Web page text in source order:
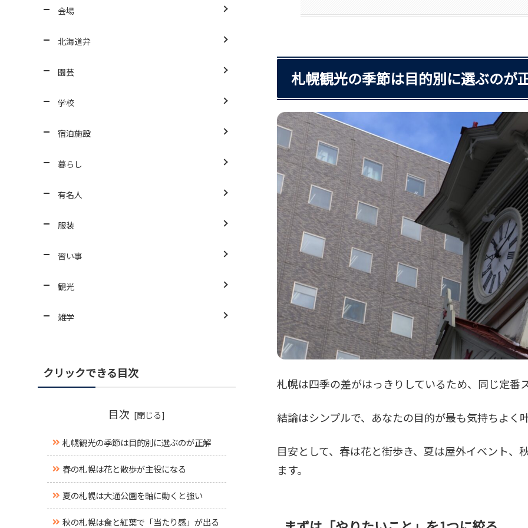
札幌観光の季節は目的別に選ぶのが
札幌は四季の差がはっきりしているため、同じ定番
結論はシンプルで、あなたの目的が最も気持ちよく
目安として、春は花と街歩き、夏は屋外イベント
ます。
会場
北海道弁
園芸
学校
宿泊施設
暮らし
有名人
服装
習い事
観光
雑学
クリックできる目次
目次
札幌観光の季節は目的別に選ぶのが正解
春の札幌は花と散歩が主役になる
夏の札幌は大通公園を軸に動くと強い
秋の札幌は食と紅葉で「当たり感」が出る